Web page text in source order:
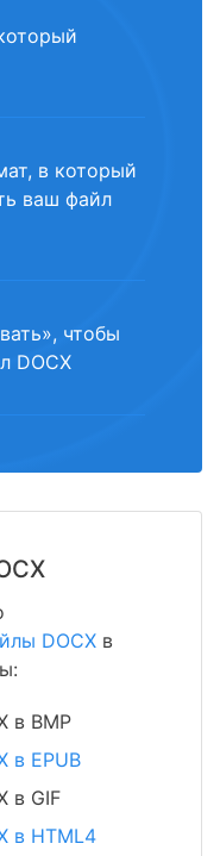
в который
ваш файл
чтобы
DOCX
DOCX в
в BMP
в EPUB
в GIF
в HTML4